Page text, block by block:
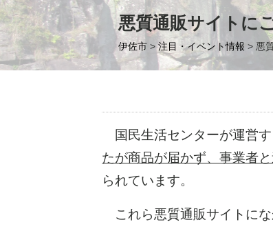
悪質通販サイトに
伊佐市 >注目・イベント情報 > 悪
国民生活センターが運営す
たが商品が届かず、事業者
られています。
これら悪質通販サイトに